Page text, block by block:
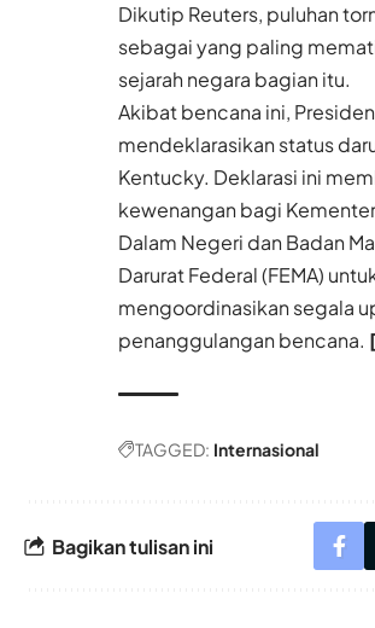
Dikutip Reuters, puluhan
sebagai yang paling
sejarah negara bagian itu.
Akibat bencana ini,
mendeklarasikan status
Kentucky. Deklarasi ini
kewenangan bagi
Dalam Negeri dan Badan
Darurat Federal (FEMA)
mengoordinasikan segala
penanggulangan bencana.
TAGGED: Internasional
Bagikan tulisan ini